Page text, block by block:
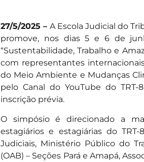
27/5/2025 – A Escola Judicial do
promove, nos dias 5 e 6 de
“Sustentabilidade, Trabalho e
com representantes
do Meio Ambiente e Mudanças
pelo Canal do YouTube do
inscrição prévia.
O simpósio é direcionado a
estagiários e estagiárias do
Judiciais, Ministério Público do
(OAB) – Seções Pará e Amapá,